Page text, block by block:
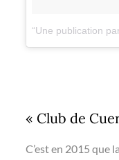
Une publication
« Club de
C’est en 2015 que